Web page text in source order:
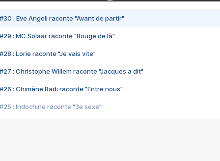
#30 : Eve Angeli raconte "Avant de partir"
#29 : MC Solaar raconte "Bouge de là"
#28 : Lorie raconte "Je vais vite"
#27 : Christophe Willem raconte "Jacques a dit"
#26 : Chimène Badi raconte "Entre nous"
#25 : Indochine raconte "3e sexe"